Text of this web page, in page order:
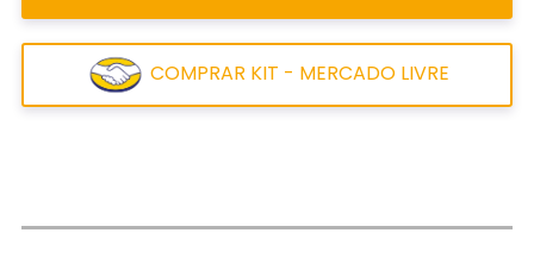
COMPRAR KIT - MERCADO LIVRE